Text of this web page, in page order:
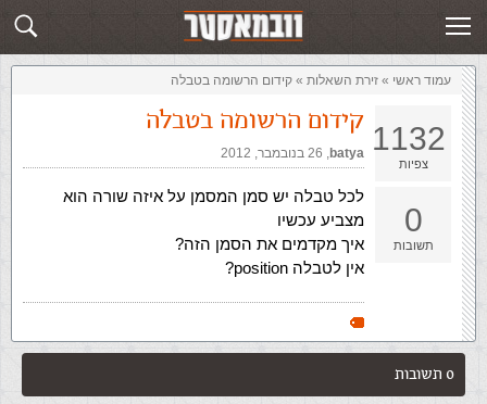
שלח תשובה זירת השאלות
עמוד ראשי » ‏זירת השאלות‏ » קידום הרשומה בטבלה
1132
צפיות
0
תשובות
קידום הרשומה בטבלה
batya
,‏ 26 בנובמבר, 2012
לכל טבלה יש סמן המסמן על איזה שורה הוא
מצביע עכשיו
איך מקדמים את הסמן הזה?
אין לטבלה position?
0 תשובות